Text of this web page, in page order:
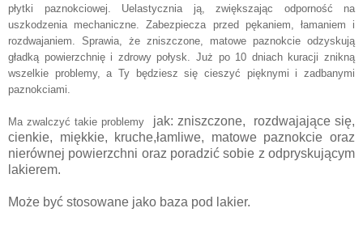
płytki paznokciowej. Uelastycznia ją, zwiększając odporność na
uszkodzenia mechaniczne. Zabezpiecza przed pękaniem, łamaniem i
rozdwajaniem. Sprawia, że zniszczone, matowe paznokcie odzyskują
gładką powierzchnię i zdrowy połysk. Już po 10 dniach kuracji znikną
wszelkie problemy, a Ty będziesz się cieszyć pięknymi i zadbanymi
paznokciami.
Ma zwalczyć takie problemy jak: zniszczone, rozdwajające się,
cienkie, miękkie, kruche,łamliwe, matowe paznokcie oraz
nierównej powierzchni oraz poradzić sobie z odpryskującym
lakierem.
Może być stosowane jako baza pod lakier.